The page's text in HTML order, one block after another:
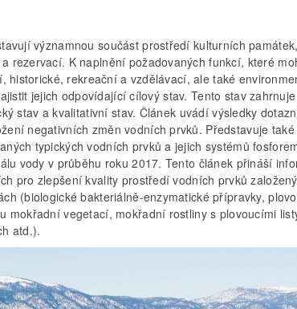
významnou součást prostředí kulturních památek,
rezervací. K naplnění požadovaných funkcí, které
historické, rekreační a vzdělávací, ale také
jejich odpovídající cílový stav. Tento stav zahrnuje
stav a kvalitativní stav. Článek uvádí výsledky
negativních změn vodních prvků. Představuje
typických vodních prvků a jejich systémů
vody v průběhu roku 2017. Tento článek přináší
pro zlepšení kvality prostředí vodních prvků
(biologické bakteriálně-enzymatické přípravky,
mokřadní vegetací, mokřadní rostliny s plovoucími
atd.).